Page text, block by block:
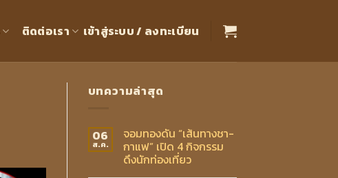
ติดต่อเรา เข้าสู่ระบบ / ลงทะเบียน
บทความล่าสุด
06
ส.ค.
จอมทองดัน “เส้นทางชา-
กาแฟ” เปิด 4 กิจกรรม
ดึงนักท่องเที่ยว